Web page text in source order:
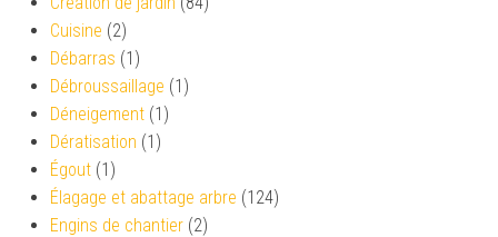
Cuisine (2)
Débarras (1)
Débroussaillage (1)
Déneigement (1)
Dératisation (1)
Égout (1)
Élagage et abattage arbre (124)
Engins de chantier (2)